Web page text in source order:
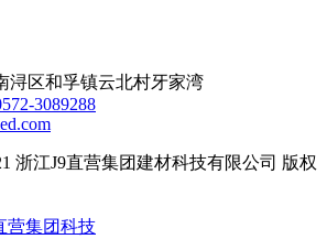
浔区和孚镇云北村牙家湾
3089288
浙江J9直营集团建材科技有限公司 版权
营集团科技